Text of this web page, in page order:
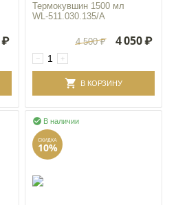
₽
Термокувшин 1500 мл
WL‑511.030.135/A
+
−
4 500 ₽ 4 050₽
В КОРЗИНУ
В наличии

СКИДКА
10%